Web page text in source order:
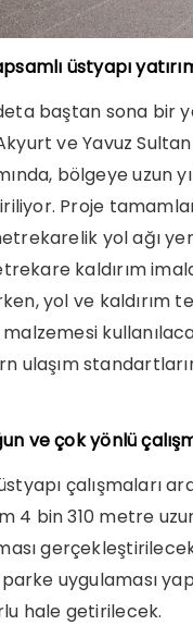
üstyapı
baştan sona bir
ve Yavuz
bölgeye uzun
Proje
yol ağı
kaldırım
yol ve kaldırım
ulaşım
ve çok yönlü
çalışmaları
4 bin 310 metre
uygulaması
hale getirilecek.